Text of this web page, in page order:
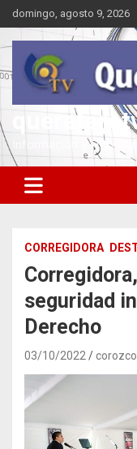
Saltar
al
contenido
domingo, agosto 9, 2026
Información y
CORREGIDORA
seguridad
Derecho
03/10/2022